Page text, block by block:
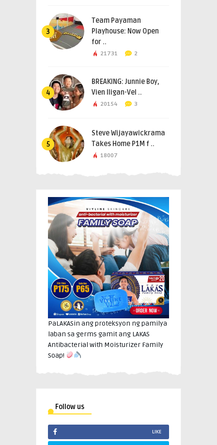
3
Team Payaman
Playhouse: Now Open
for ..
21731 2
4
BREAKING: Junnie Boy,
Vien Iligan-Vel ..
20154 3
5
Steve Wijayawickrama
Takes Home P1M f ..
18007
PaLAKASin ang proteksyon ng pamilya
laban sa germs gamit ang LAKAS
Antibacterial with Moisturizer Family
Soap!
Follow us
LIKE